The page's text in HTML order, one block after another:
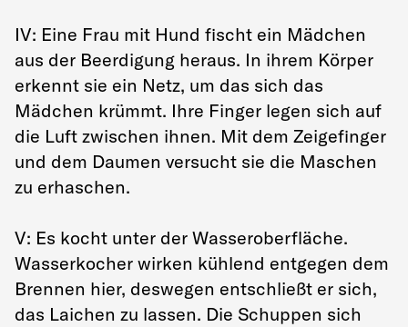
IV: Eine Frau mit Hund fischt ein Mädchen
aus der Beerdigung heraus. In ihrem Körper
erkennt sie ein Netz, um das sich das
Mädchen krümmt. Ihre Finger legen sich auf
die Luft zwischen ihnen. Mit dem Zeigefinger
und dem Daumen versucht sie die Maschen
zu erhaschen.
V: Es kocht unter der Wasseroberfläche.
Wasserkocher wirken kühlend entgegen dem
Brennen hier, deswegen entschließt er sich,
das Laichen zu lassen. Die Schuppen sich